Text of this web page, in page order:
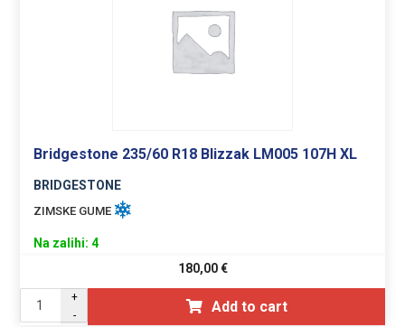
Bridgestone 235/60 R18 Blizzak LM005 107H XL
BRIDGESTONE
ZIMSKE GUME
Na zalihi: 4
180,00€
+
-
Add to cart